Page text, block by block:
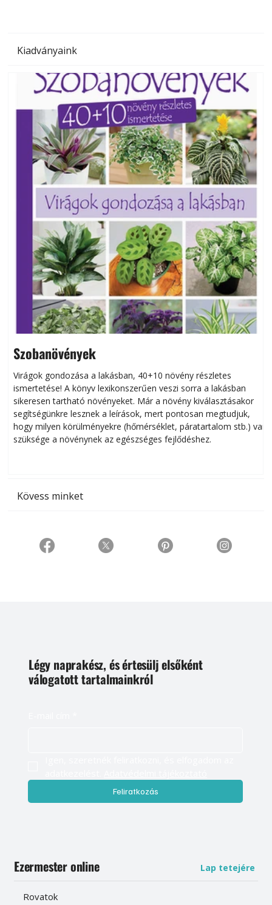
Kiadványaink
Szobanövények
Virágok gondozása a lakásban, 40+10 növény részletes
ismertetése! A könyv lexikonszerűen veszi sorra a lakásban
sikeresen tart­ha­tó növényeket. Már a növény kiválasztásakor
segítségünkre lesznek a leírások, mert pontosan megtudjuk,
hogy milyen körülményekre (hőmérséklet, páratartalom stb.) van
szüksége a növénynek az egészséges fejlődéshez.
Kövess minket
Légy naprakész, és értesülj elsőként
válogatott tartalmainkról
Feliratkozás
Ezermester online Lap tetejére
Rovatok